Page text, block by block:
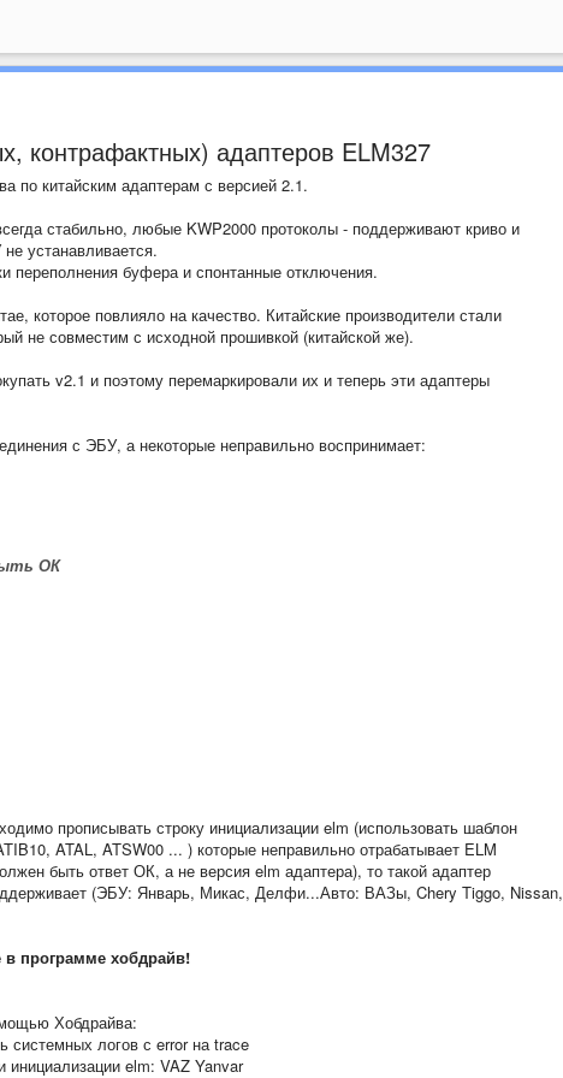
контрафактных) адаптеров ELM327
по китайским адаптерам с версией 2.1.
стабильно, любые KWP2000 протоколы - поддерживают криво и
устанавливается.
переполнения буфера и спонтанные отключения.
которое повлияло на качество. Китайские производители стали
не совместим с исходной прошивкой (китайской же).
v2.1 и поэтому перемаркировали их и теперь эти адаптеры
с ЭБУ, а некоторые неправильно воспринимает:
ОК
прописывать строку инициализации elm (использовать шаблон
ATAL, ATSW00 ... ) которые неправильно отрабатывает ELM
быть ответ ОК, а не версия elm адаптера), то такой адаптер
(ЭБУ: Январь, Микас, Делфи...Авто: ВАЗы, Chery Tiggo, Nissan,
в программе хобдрайв!
Хобдрайва:
системных логов с error на trace
инициализации elm: VAZ Yanvar